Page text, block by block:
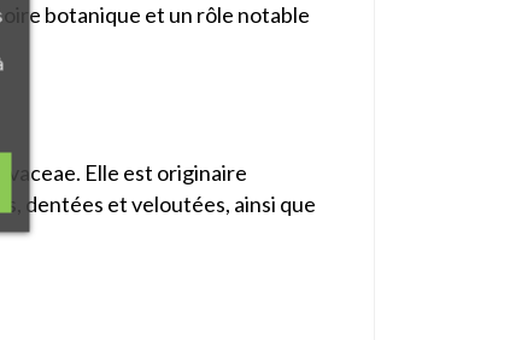
botanique et un rôle notable
Elle est originaire
dentées et veloutées, ainsi que